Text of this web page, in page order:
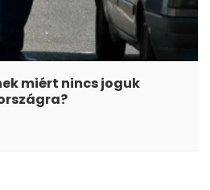
miért nincs joguk